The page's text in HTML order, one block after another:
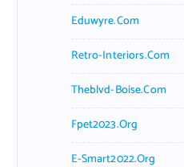
Eduwyre.com
Retro-Interiors.com
Theblvd-Boise.com
Fpet2023.org
E-Smart2022.org